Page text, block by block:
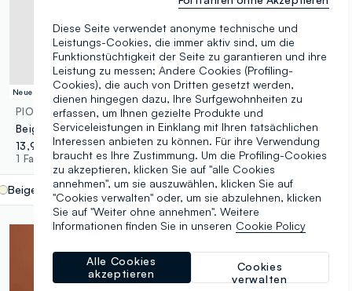
Neue Kollektion
PIOMBO KIDS
Beige Cap aus elastischer Baumwolle mit Animal-Print
13,95 €
1 Farben
Beige label.selectsize
Neue Kollektion
PIOMBO KIDS
Rosa Cropped-Sweatshirt aus Baumwollmix mit Rundhalsausschnitt, Relaxed Fit für Mädchen
22,95 €
1 Farben
Diese Seite verwendet anonyme technische und
Leistungs-Cookies, die immer aktiv sind, um die
Funktionstüchtigkeit der Seite zu garantieren und ihre
Leistung zu messen; Andere Cookies (Profiling-
Cookies), die auch von Dritten gesetzt werden,
dienen hingegen dazu, Ihre Surfgewohnheiten zu
erfassen, um Ihnen gezielte Produkte und
Serviceleistungen in Einklang mit Ihren tatsächlichen
Interessen anbieten zu können. Für ihre Verwendung
braucht es Ihre Zustimmung. Um die Profiling-Cookies
zu akzeptieren, klicken Sie auf "alle Cookies
annehmen", um sie auszuwählen, klicken Sie auf
"Cookies verwalten" oder, um sie abzulehnen, klicken
Sie auf "Weiter ohne annehmen". Weitere
Informationen finden Sie in unseren Cookie Policy
Cookies
verwalten
Alle Cookies
akzeptieren